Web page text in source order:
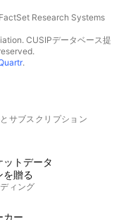
Research Systems
CUSIPデータベース提
.
サブスクリプション
ットデータ
を贈る
ィング
カー